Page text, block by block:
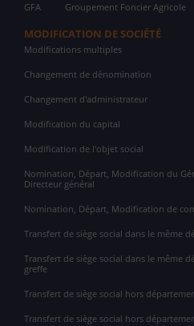
GFA Groupement Foncier Agricole
MODIFICATION DE SOCIÉTÉ
Modifications multiples
Changement de dénomination
Changement d'administrateur
Modification du capital
Modification de l'objet social
Nomination, Départ, Modification du
Directeur général
Nomination, Départ, Modification de
Transfert de siège social dans le même
Transfert de siège social dans le même
greffe
Transfert de siège social hors
Transfert de siège social hors